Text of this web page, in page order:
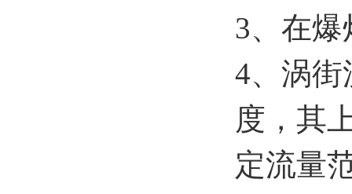
3、在
4、涡
度，其
定流量